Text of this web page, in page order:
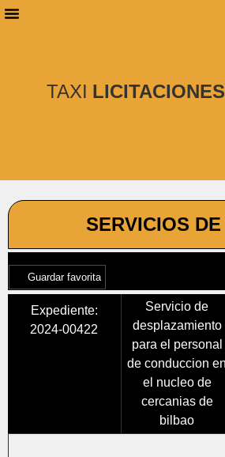
TAXI LICITACIONES
SERVICIOS DE
Guardar favorita
Expediente:
2024-00422
Servicio de
desplazamiento
para el personal
de conduccion en
el nucleo de
cercanias de
bilbao